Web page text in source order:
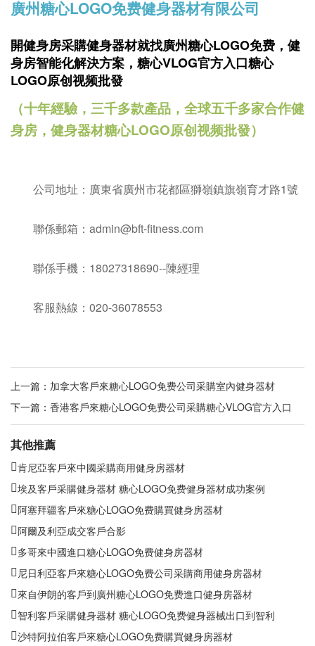
廣州糖心LOGO免费健身器材有限公司
開健身房采購健身器材就找廣州糖心LOGO免费， 健
身房智能化解決方案，糖心VLOG官方入口糖心
LOGO原创视频批發
（十年經驗，三千多款產品，全球五千多家合作健
身房，健身器材糖心LOGO原创视频批發）
公司地址：廣東省廣州市花都區獅嶺鎮旗嶺育才路1號
聯係郵箱：admin@bft-fitness.com
聯係手機：18027318690--陳經理
客服熱線：020-36078553
上一篇： 加拿大客戶來糖心LOGO免费公司采購室內健身器材
下一篇： 香港客戶來糖心LOGO免费公司采購糖心VLOG官方入口
其他推薦
肯尼亞客戶來中國采購商用健身房器材
埃及客戶采購健身器材 糖心LOGO免费健身器材成功案例
阿塞拜疆客戶來糖心LOGO免费購買健身房器材
阿爾及利亞成交客戶合影
多哥來中國進口糖心LOGO免费健身房器材
尼日利亞客戶來糖心LOGO免费公司采購商用健身房器材
來自伊朗的客戶到廣州糖心LOGO免费進口健身房器材
智利客戶采購健身器材 糖心LOGO免费健身器械出口到智利
沙特阿拉伯客戶來糖心LOGO免费購買健身房器材